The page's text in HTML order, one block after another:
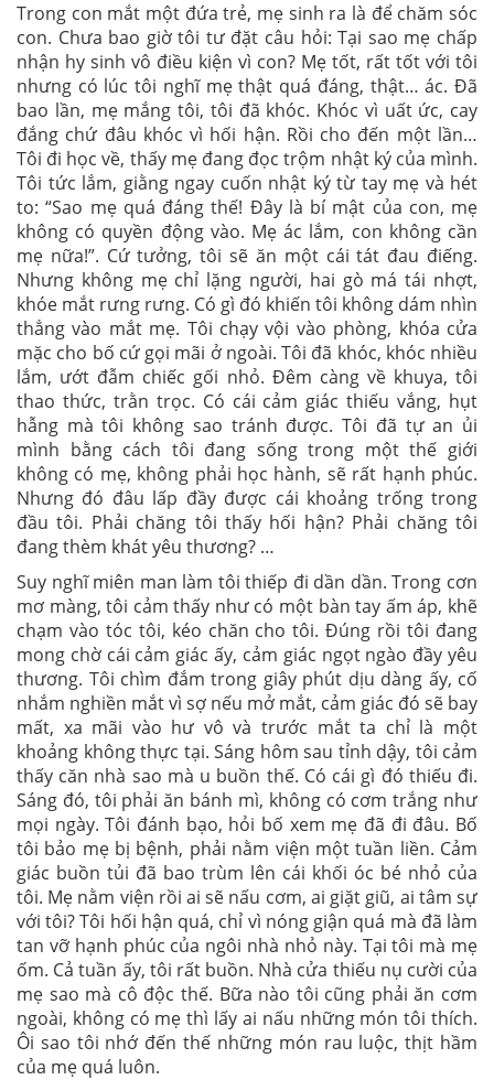
Trong con mắt một đứa trẻ, mẹ sinh ra là để chăm sóc
con. Chưa bao giờ tôi tư đặt câu hỏi: Tại sao mẹ chấp
nhận hy sinh vô điều kiện vì con? Mẹ tốt, rất tốt với tôi
nhưng có lúc tôi nghĩ mẹ thật quá đáng, thật… ác. Đã
bao lần, mẹ mắng tôi, tôi đã khóc. Khóc vì uất ức, cay
đắng chứ đâu khóc vì hối hận. Rồi cho đến một lần…
Tôi đi học về, thấy mẹ đang đọc trộm nhật ký của mình.
Tôi tức lắm, giằng ngay cuốn nhật ký từ tay mẹ và hét
to: “Sao mẹ quá đáng thế! Đây là bí mật của con, mẹ
không có quyền động vào. Mẹ ác lắm, con không cần
mẹ nữa!”. Cứ tưởng, tôi sẽ ăn một cái tát đau điếng.
Nhưng không mẹ chỉ lặng người, hai gò má tái nhợt,
khóe mắt rưng rưng. Có gì đó khiến tôi không dám nhìn
thẳng vào mắt mẹ. Tôi chạy vội vào phòng, khóa cửa
mặc cho bố cứ gọi mãi ở ngoài. Tôi đã khóc, khóc nhiều
lắm, ướt đẫm chiếc gối nhỏ. Đêm càng về khuya, tôi
thao thức, trằn trọc. Có cái cảm giác thiếu vắng, hụt
hẫng mà tôi không sao tránh được. Tôi đã tự an ủi
mình bằng cách tôi đang sống trong một thế giới
không có mẹ, không phải học hành, sẽ rất hạnh phúc.
Nhưng đó đâu lấp đầy được cái khoảng trống trong
đầu tôi. Phải chăng tôi thấy hối hận? Phải chăng tôi
đang thèm khát yêu thương? …
Suy nghĩ miên man làm tôi thiếp đi dần dần. Trong cơn
mơ màng, tôi cảm thấy như có một bàn tay ấm áp, khẽ
chạm vào tóc tôi, kéo chăn cho tôi. Đúng rồi tôi đang
mong chờ cái cảm giác ấy, cảm giác ngọt ngào đầy yêu
thương. Tôi chìm đắm trong giây phút dịu dàng ấy, cố
nhắm nghiền mắt vì sợ nếu mở mắt, cảm giác đó sẽ bay
mất, xa mãi vào hư vô và trước mắt ta chỉ là một
khoảng không thực tại. Sáng hôm sau tỉnh dậy, tôi cảm
thấy căn nhà sao mà u buồn thế. Có cái gì đó thiếu đi.
Sáng đó, tôi phải ăn bánh mì, không có cơm trắng như
mọi ngày. Tôi đánh bạo, hỏi bố xem mẹ đã đi đâu. Bố
tôi bảo mẹ bị bệnh, phải nằm viện một tuần liền. Cảm
giác buồn tủi đã bao trùm lên cái khối óc bé nhỏ của
tôi. Mẹ nằm viện rồi ai sẽ nấu cơm, ai giặt giũ, ai tâm sự
với tôi? Tôi hối hận quá, chỉ vì nóng giận quá mà đã làm
tan vỡ hạnh phúc của ngôi nhà nhỏ này. Tại tôi mà mẹ
ốm. Cả tuần ấy, tôi rất buồn. Nhà cửa thiếu nụ cười của
mẹ sao mà cô độc thế. Bữa nào tôi cũng phải ăn cơm
ngoài, không có mẹ thì lấy ai nấu những món tôi thích.
Ôi sao tôi nhớ đến thế những món rau luộc, thịt hầm
của mẹ quá luôn.